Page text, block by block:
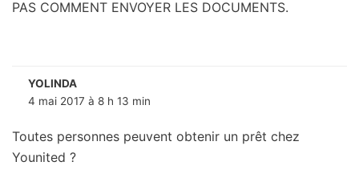
PAS COMMENT ENVOYER LES DOCUMENTS.
YOLINDA
4 mai 2017 à 8 h 13 min
Toutes personnes peuvent obtenir un prêt chez
Younited ?